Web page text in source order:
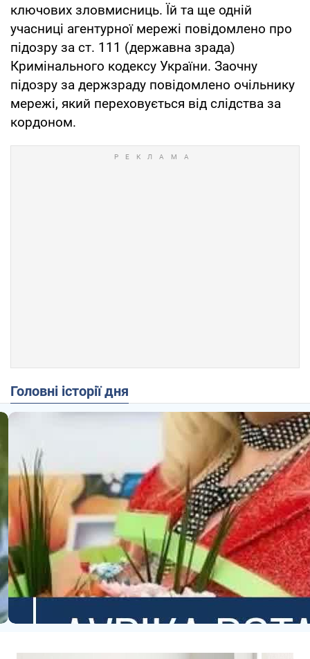
ключових зловмисниць. Їй та ще одній
учасниці агентурної мережі повідомлено про
підозру за ст. 111 (державна зрада)
Кримінального кодексу України. Заочну
підозру за держзраду повідомлено очільнику
мережі, який переховується від слідства за
кордоном.
Головні історії дня